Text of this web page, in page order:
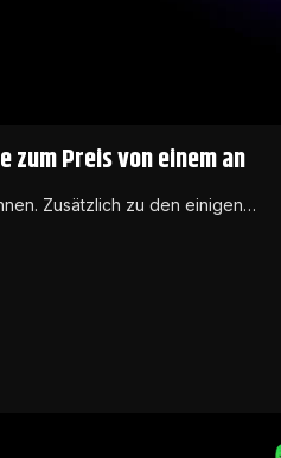
zum Preis von einem an
Zusätzlich zu den einigen…